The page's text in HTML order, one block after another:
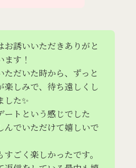
お誘いいただきありがと
ます！
ただいた時から、ずっと
楽しみで、待ち遠しくし
した✨
ートという感じでした
んでいただけて嬉しいで
すごく楽しかったです。